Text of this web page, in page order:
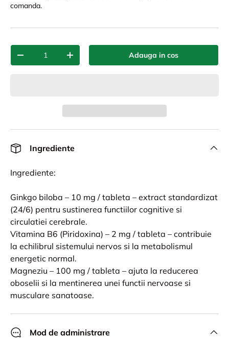
comanda.
Cant.
-
+ Adauga in cos
Ingrediente
Ingrediente:
Ginkgo biloba – 10 mg / tableta – extract standardizat
(24/6) pentru sustinerea functiilor cognitive si
circulatiei cerebrale.
Vitamina B6 (Piridoxina) – 2 mg / tableta – contribuie
la echilibrul sistemului nervos si la metabolismul
energetic normal.
Magneziu – 100 mg / tableta – ajuta la reducerea
oboselii si la mentinerea unei functii nervoase si
musculare sanatoase.
Mod de administrare